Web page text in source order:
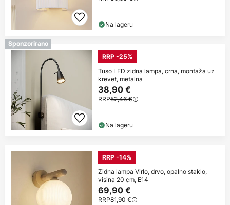
Na lageru
Sponzorirano
RRP -25%
Tuso LED zidna lampa, crna, montaža uz
krevet, metalna
38,90 €
RRP52,46 €
Na lageru
RRP -14%
Zidna lampa Virlo, drvo, opalno staklo,
visina 20 cm, E14
69,90 €
RRP81,90 €